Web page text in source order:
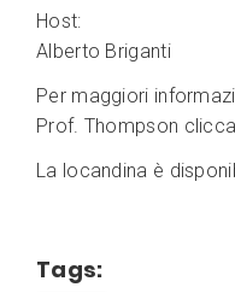
Host:
Alberto Briganti
Per maggiori
Prof. Thompson clicca
La locandina è
Tags: